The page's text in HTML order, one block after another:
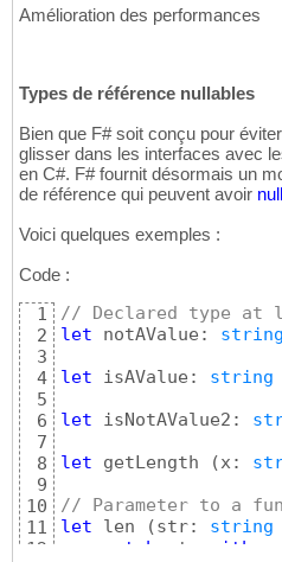
Amélioration des performances
Types de référence nullables
Bien que F# soit conçu pour éviter
glisser dans les interfaces avec
en C#. F# fournit désormais un
de référence qui peuvent avoir null
Voici quelques exemples :
Code :
1
2
3
4
5
6
7
8
9
10
11
12
// Declared type at
let notAValue: string
let isAValue: string
let isNotAValue2:
let getLength (x:
// Parameter to a
let len (str: string
match
str
with